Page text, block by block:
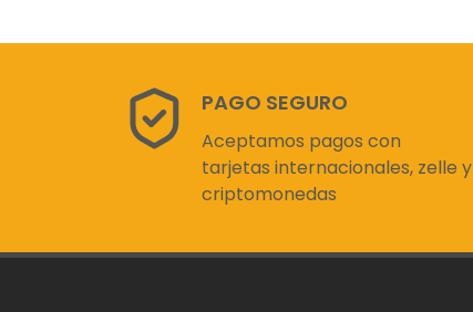
PAGO SEGURO
Aceptamos pagos con
tarjetas internacionales, zelle y
criptomonedas